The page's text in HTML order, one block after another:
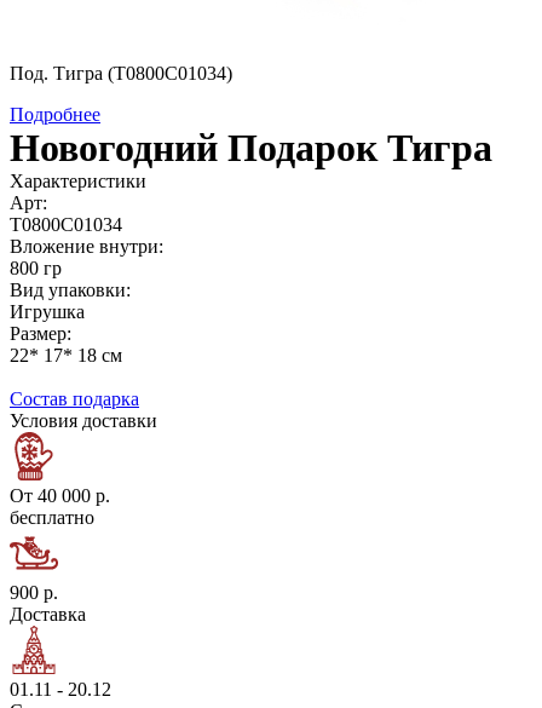
Под. Тигра (Т0800С01034)
Подробнее
Новогодний Подарок Тигра
Характеристики
Арт:
Т0800С01034
Вложение внутри:
800 гр
Вид упаковки:
Игрушка
Размер:
22* 17* 18 см
Состав подарка
Условия доставки
От 40 000 р.
бесплатно
900 р.
Доставка
01.11 - 20.12